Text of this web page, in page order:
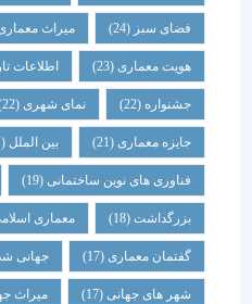
فضای سبز(24) میراث معماری (23)
هویت معماری (23) اطلاعات تاریخی(23)
جشنواره(22) نمای شهری(22)
جایزه معماری (21) بین الملل(21)
فناوری های نوین ساختمانی(19)
بزرگداشت (18) معماری اسلامی(18)
گفتمان معماری (17) جهانی شدن(17)
شهر های جهانی(17) میراث جهانی(17)